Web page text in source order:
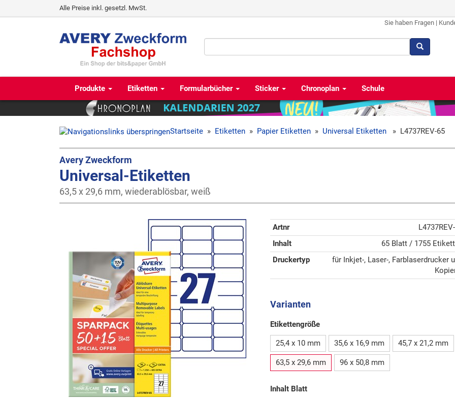
Alle Preise inkl. gesetzl. MwSt.
Sie haben Fragen |
Produkte Etiketten Formularbücher Sticker Chronoplan Schule
Startseite » Etiketten » Papier Etiketten » Universal Etiketten » L4737REV-65
Avery Zweckform
Universal-Etiketten
63,5 x 29,6 mm, wiederablösbar, weiß
Artnr
Inhalt
65 Blatt / 1755
Druckertyp
für Inkjet-, Laser-, Farblaserdrucker
Varianten
Etikettengröße
25,4 x 10 mm 35,6 x 16,9 mm 45,7 x 21,2 mm
63,5 x 29,6 mm 96 x 50,8 mm
Inhalt Blatt